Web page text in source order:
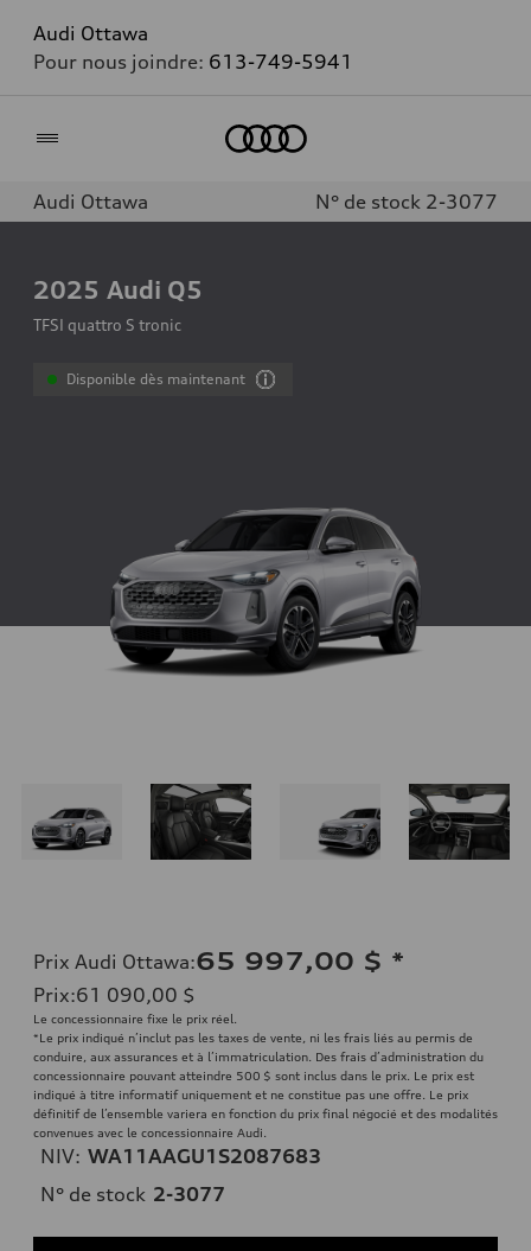
Audi Ottawa
Pour nous joindre: 613-749-5941
Audi Ottawa N° de stock 2-3077
2025 Audi Q5
TFSI quattro S tronic
Disponible dès maintenant
Prix Audi Ottawa:65 997,00 $ *
Prix:61 090,00 $
Le concessionnaire fixe le prix réel.
*Le prix indiqué n’inclut pas les taxes de vente, ni les frais liés au permis de
conduire, aux assurances et à l’immatriculation. Des frais d’administration du
concessionnaire pouvant atteindre 500 $ sont inclus dans le prix. Le prix est
indiqué à titre informatif uniquement et ne constitue pas une offre. Le prix
définitif de l’ensemble variera en fonction du prix final négocié et des modalités
convenues avec le concessionnaire Audi.
NIV: WA11AAGU1S2087683
N° de stock 2-3077